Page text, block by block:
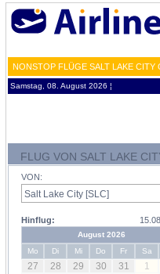
NONSTOP FLÜGE SALT LAKE
Samstag, 08. August 2026 ¦
FLUG VON SALT LAKE
VON:
Hinflug:
August 2026
Mo
Di Mi Do Fr Sa
27 28 29 30 31 1